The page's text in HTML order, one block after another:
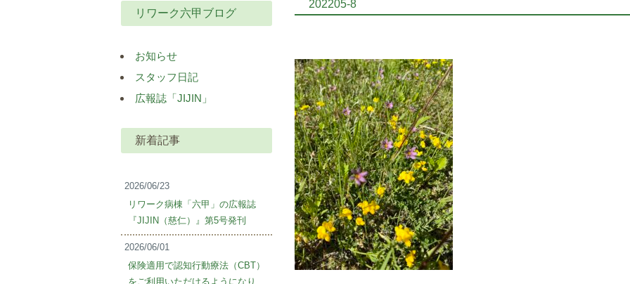
202205-8
リワーク六甲ブログ
お知らせ
スタッフ日記
広報誌「JIJIN」
新着記事
2026/06/23
リワーク病棟「六甲」の広報誌
『JIJIN（慈仁）』第5号発刊
2026/06/01
保険適用で認知行動療法（CBT）
をご利用いただけるようになり